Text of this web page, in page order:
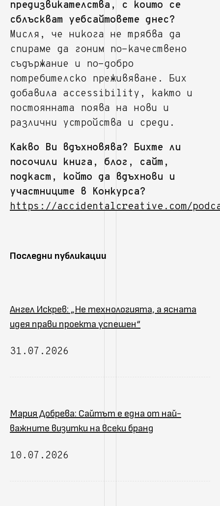
предизвикателства, с които се
сблъскват уебсайтовете днес?
Мисля, че никога не трябва да
спираме да гоним по-качествено
съдържание и по-добро
потребителско преживяване. Бих
добавила accessibility, както и
постоянната поява на нови и
различни устройства и среди.
Какво Ви вдъхновява? Бихте ли
посочили книга, блог, сайт,
подкаст, който да вдъхнови и
участниците в Конкурса?
https://accidentalcreative.com/
Последни публикации
Ангел Искрев: „Не технологията, а ясната
идея прави проекта успешен“
31.07.2026
Мария Добрева: Сайтът е една от най-
важните визитки на всеки бранд
10.07.2026